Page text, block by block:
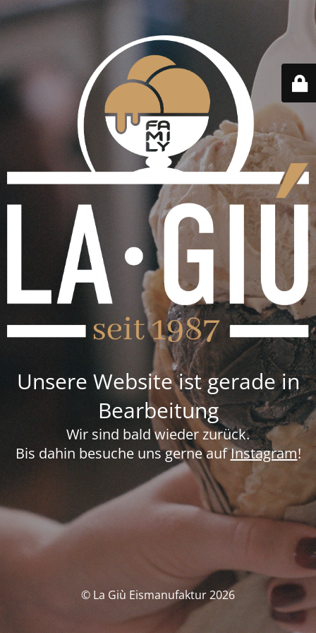
Unsere Website ist gerade in
Bearbeitung
Wir sind bald wieder zurück.
Bis dahin besuche uns gerne aufInstagram!
© La Giù Eismanufaktur 2026